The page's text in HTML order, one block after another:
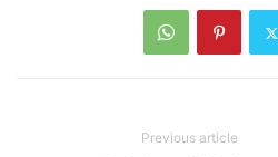
Previous article